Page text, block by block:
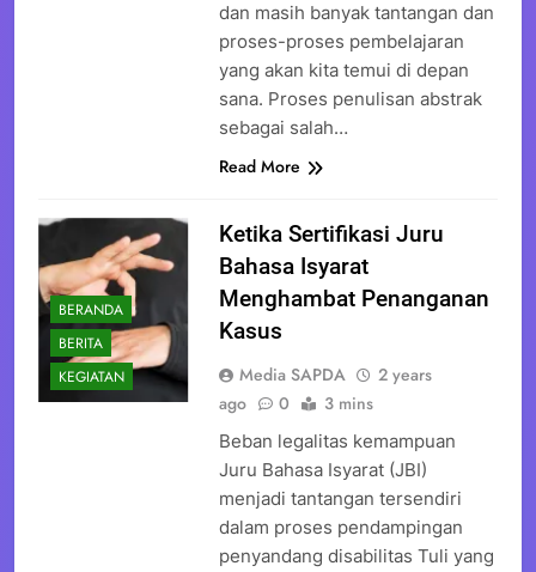
dan masih banyak tantangan dan
proses-proses pembelajaran
yang akan kita temui di depan
sana. Proses penulisan abstrak
sebagai salah…
Read More
BERANDA
BERITA
KEGIATAN
Ketika Sertifikasi Juru
Bahasa Isyarat
Menghambat Penanganan
Kasus
Media SAPDA
2 years
ago
0 3 mins
Beban legalitas kemampuan
Juru Bahasa Isyarat (JBI)
menjadi tantangan tersendiri
dalam proses pendampingan
penyandang disabilitas Tuli yang